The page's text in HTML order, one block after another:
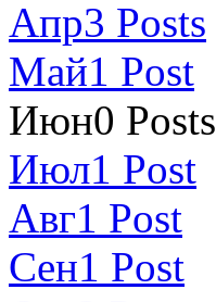
Апр3 Posts
Май1 Post
Июн0 Posts
Июл1 Post
Авг1 Post
Сен1 Post